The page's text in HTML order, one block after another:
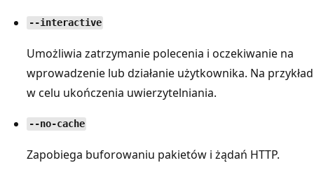
--interactive
Umożliwia zatrzymanie polecenia i oczekiwanie na
wprowadzenie lub działanie użytkownika. Na przykład
w celu ukończenia uwierzytelniania.
--no-cache
Zapobiega buforowaniu pakietów i żądań HTTP.